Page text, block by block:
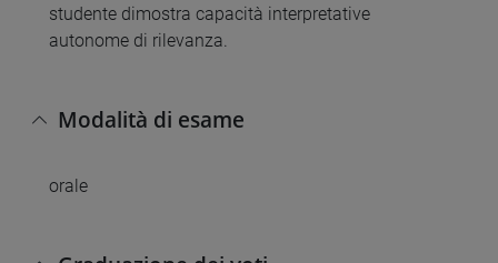
studente dimostra capacità interpretative
autonome di rilevanza.
Modalità di esame
orale